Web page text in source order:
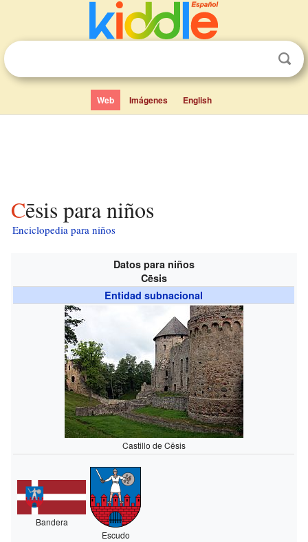
Web Imágenes English
Cēsis para niños
Enciclopedia para niños
Datos para niños
Cēsis
Entidad subnacional
Castillo de Cēsis
Bandera
Escudo